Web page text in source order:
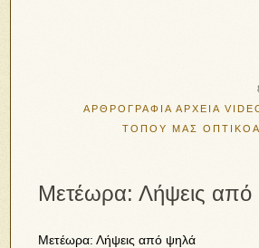
ΑΡΘΡΟΓΡΑΦΙΑ ΑΡΧΕΙΑ
ΤΟΠΟΥ ΜΑΣ
Μετέωρα: Λήψεις από
Μετέωρα: Λήψεις από ψηλά